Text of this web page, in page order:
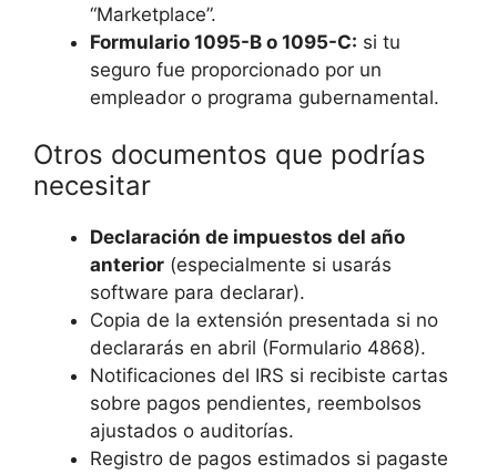
“Marketplace”.
Formulario 1095-B o 1095-C: si tu
seguro fue proporcionado por un
empleador o programa gubernamental.
Otros documentos que podrías
necesitar
Declaración de impuestos del año
anterior (especialmente si usarás
software para declarar).
Copia de la extensión presentada si no
declararás en abril (Formulario 4868).
Notificaciones del IRS si recibiste cartas
sobre pagos pendientes, reembolsos
ajustados o auditorías.
Registro de pagos estimados si pagaste